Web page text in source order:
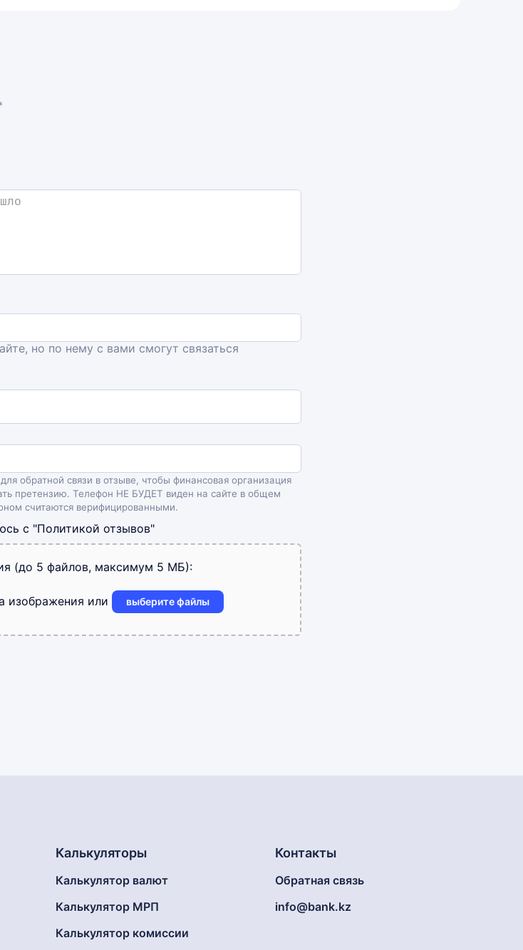
но по нему с вами смогут связаться
обратной связи в отзыве, чтобы финансовая организация
претензию. Телефон НЕ БУДЕТ виден на сайте в общем
считаются верифицированными.
с "Политикой отзывов"
(до 5 файлов, максимум 5 МБ):
изображения или выберите файлы
Калькуляторы
Калькулятор валют
Калькулятор МРП
Калькулятор комиссии
Контакты
Обратная связь
info@bank.kz